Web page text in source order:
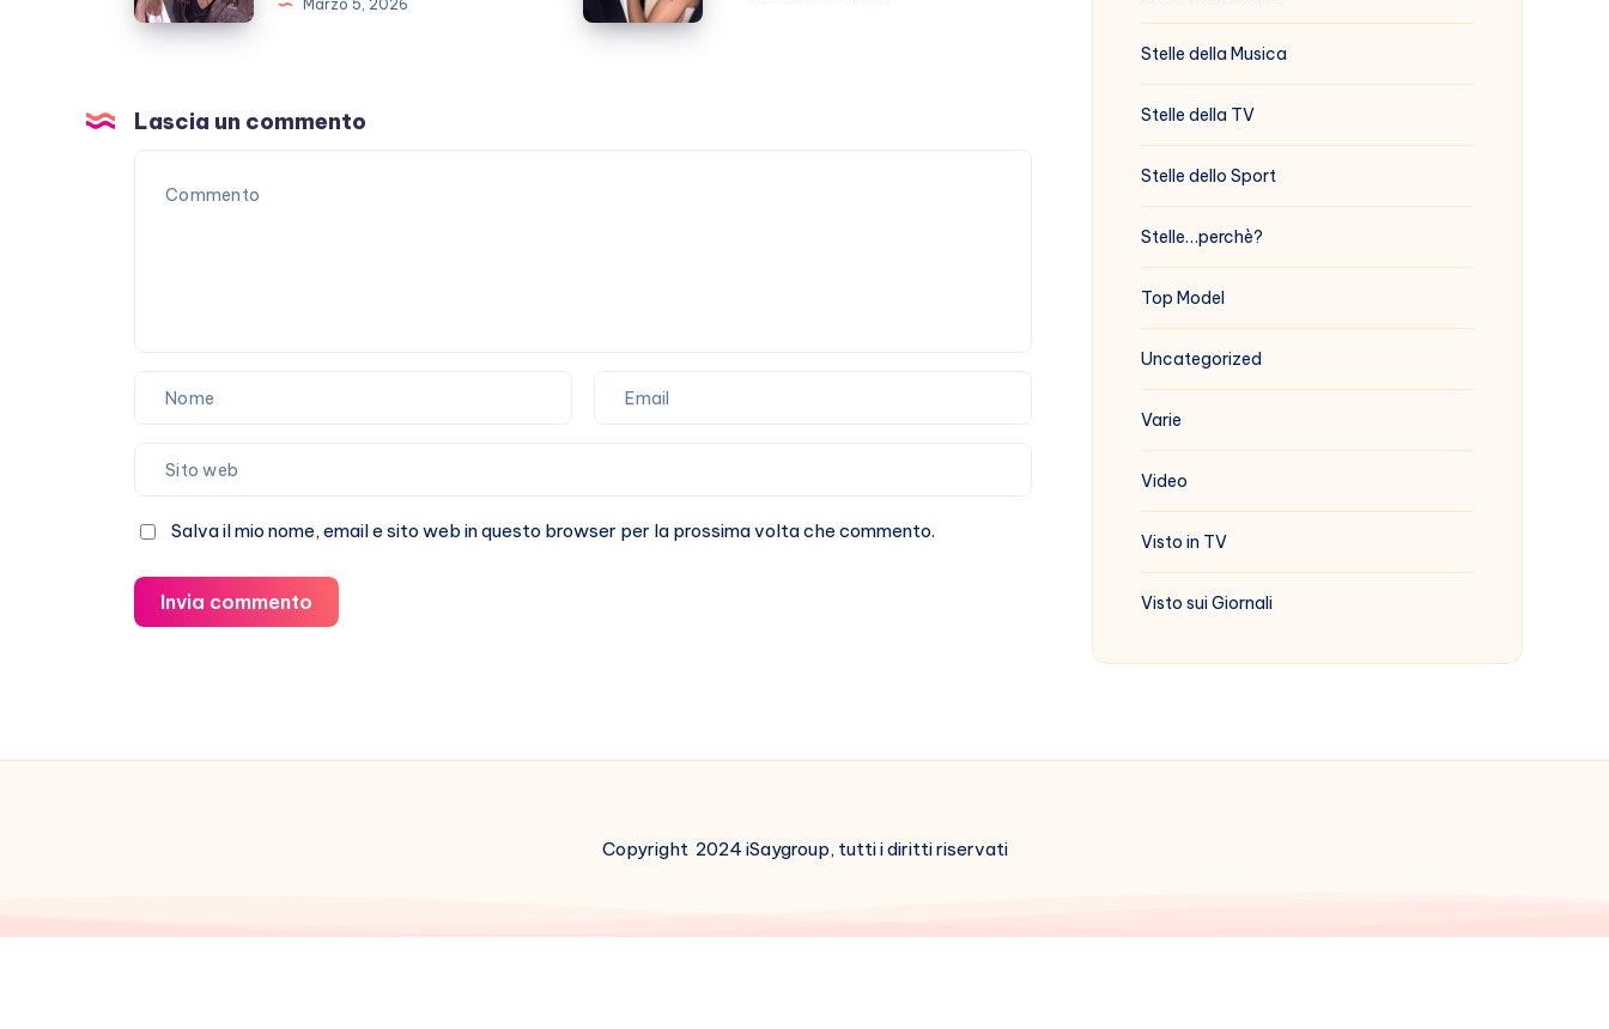
preoccupati
paradiso
Laura
Pausini?
Marzo 5, 2026
è
Lascia un commento
Salva il mio nome, email e sito web in questo browser per la prossima volta che commento.
Invia commento
Stelle della Musica
Stelle della TV
Stelle dello Sport
Stelle…perchè?
Top Model
Uncategorized
Varie
Video
Visto in TV
Visto sui Giornali
Copyright 2024 iSaygroup, tutti i diritti riservati